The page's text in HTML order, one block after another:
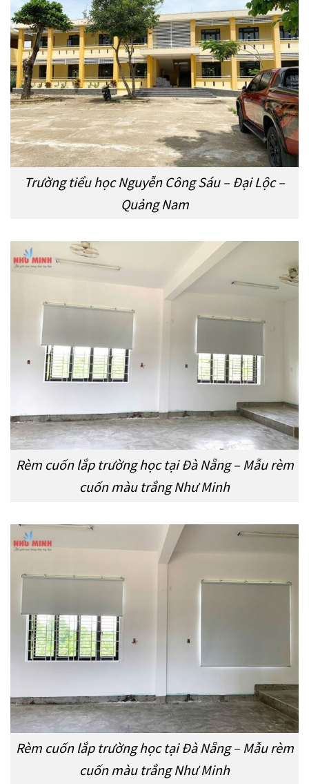
Trường tiểu học Nguyễn Công Sáu – Đại Lộc –
Quảng Nam
Rèm cuốn lắp trường học tại Đà Nẵng – Mẫu rèm
cuốn màu trắng Như Minh
Rèm cuốn lắp trường học tại Đà Nẵng – Mẫu rèm
cuốn màu trắng Như Minh